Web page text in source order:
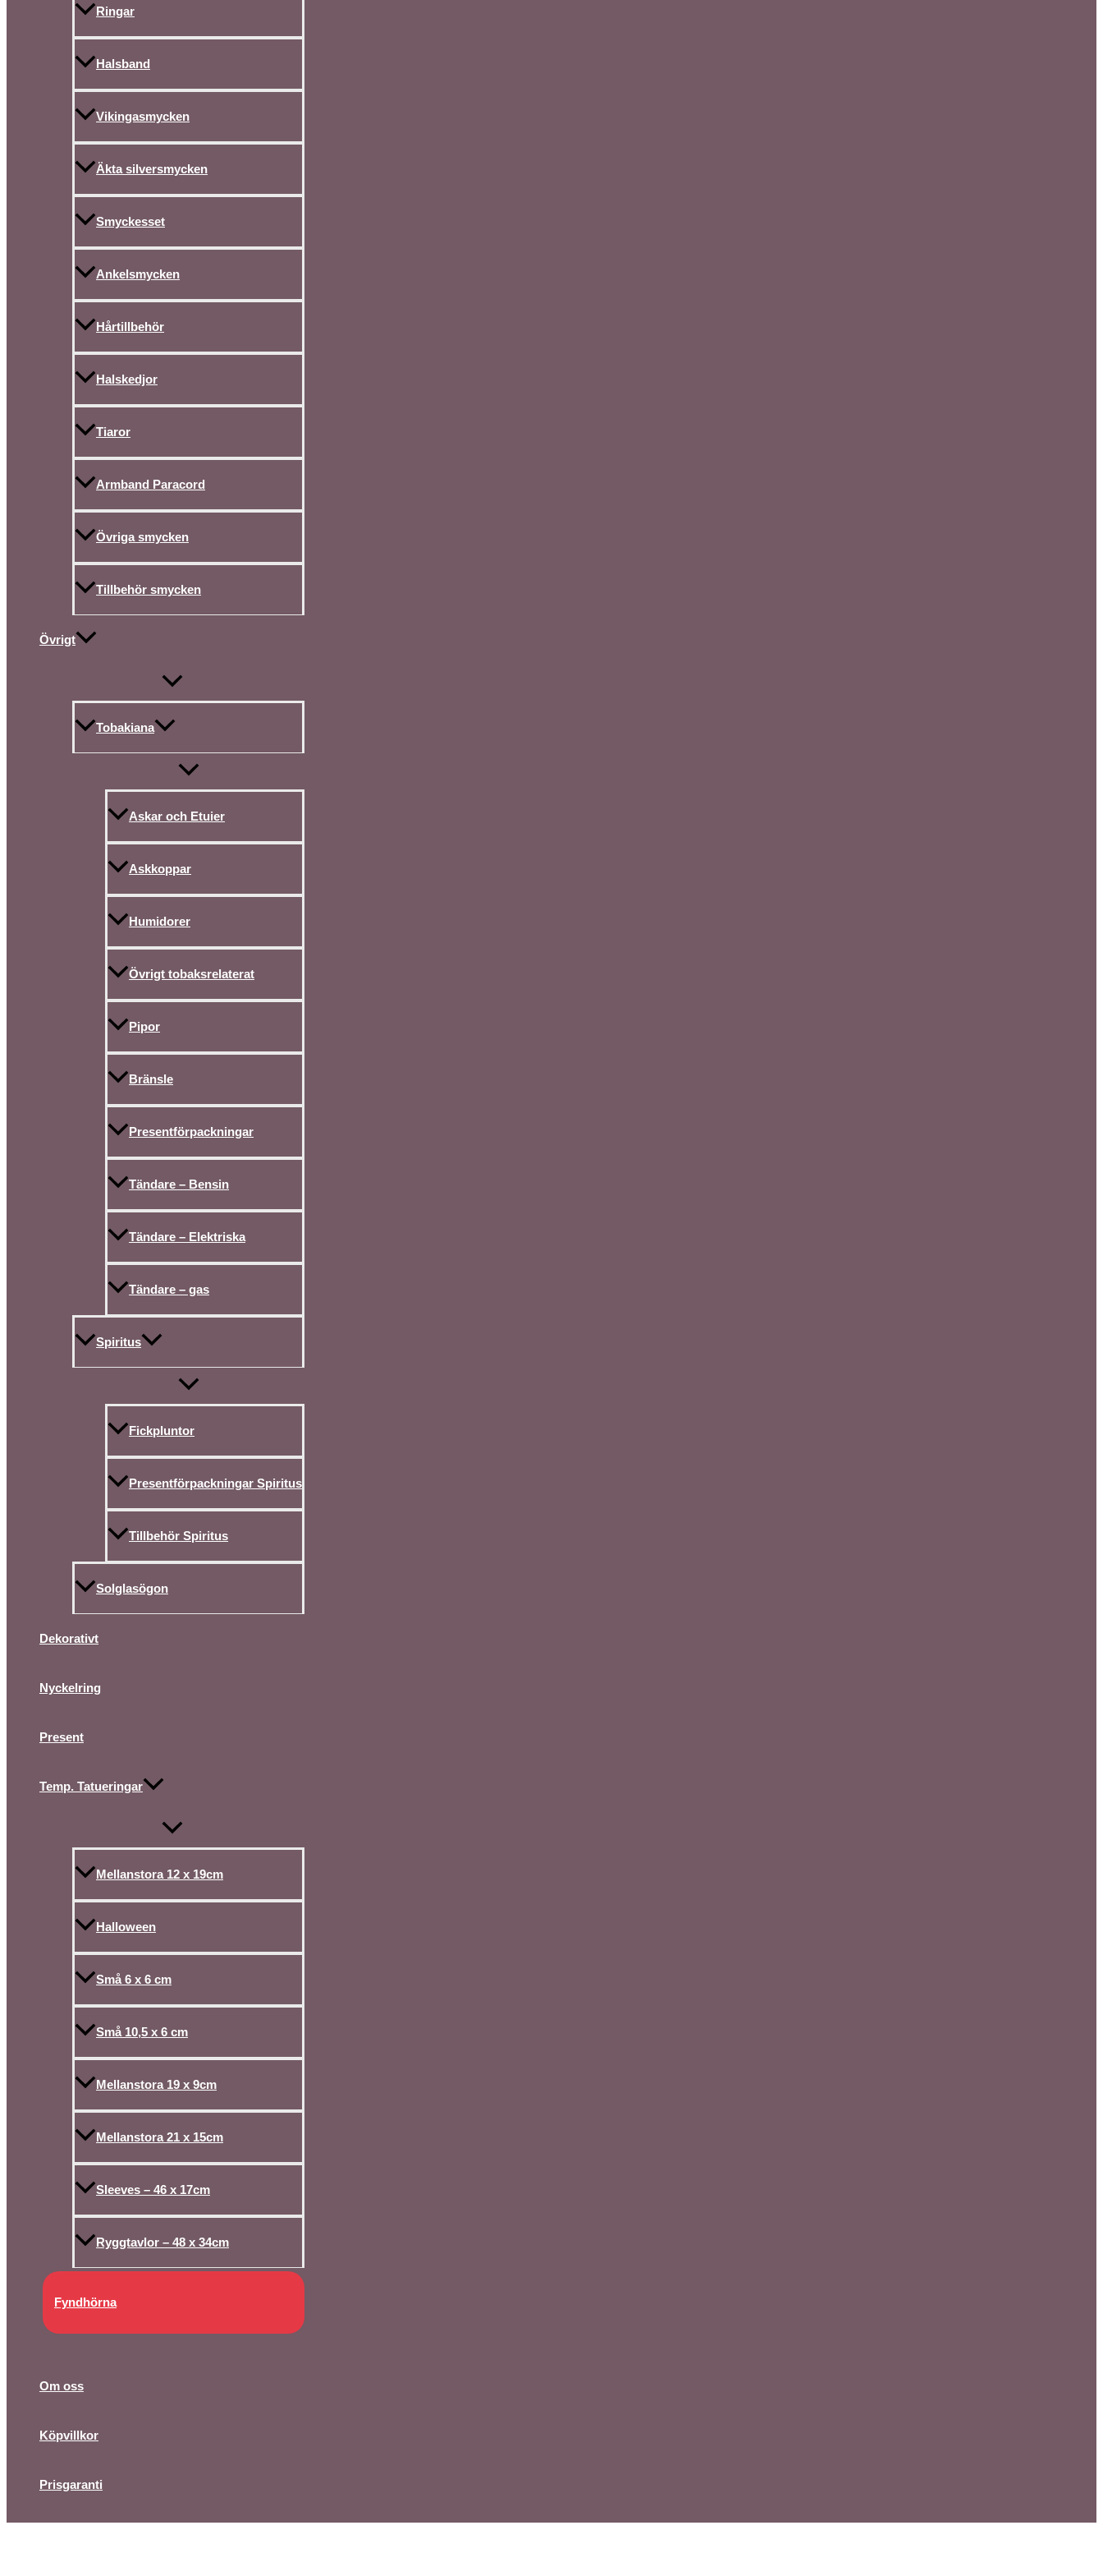
Ringar
Halsband
Vikingasmycken
Äkta silversmycken
Smyckesset
Ankelsmycken
Hårtillbehör
Halskedjor
Tiaror
Armband Paracord
Övriga smycken
Tillbehör smycken
Övrigt
Tobakiana
Askar och Etuier
Askkoppar
Humidorer
Övrigt tobaksrelaterat
Pipor
Bränsle
Presentförpackningar
Tändare – Bensin
Tändare – Elektriska
Tändare – gas
Spiritus
Fickpluntor
Presentförpackningar Spiritus
Tillbehör Spiritus
Solglasögon
Dekorativt
Nyckelring
Present
Temp. Tatueringar
Mellanstora 12 x 19cm
Halloween
Små 6 x 6 cm
Små 10,5 x 6 cm
Mellanstora 19 x 9cm
Mellanstora 21 x 15cm
Sleeves – 46 x 17cm
Ryggtavlor – 48 x 34cm
Fyndhörna
Om oss
Köpvillkor
Prisgaranti